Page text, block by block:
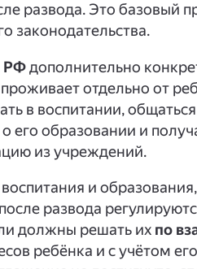
развода. Это базовый
законодательства.
РФдополнительно
отдельно от
в воспитании,
его образовании и
из учреждений.
и
развода
должны решать их по
ребёнка и с учётом